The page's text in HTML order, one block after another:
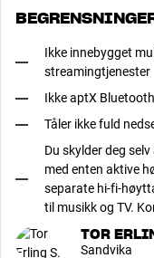
Ikke innebygget
streamingtjenester
Ikke aptX Bluetooth
Tåler ikke fuld
Du skylder deg
med enten aktive
separate hi-fi-
til musikk og TV.
TOR
Sandvika